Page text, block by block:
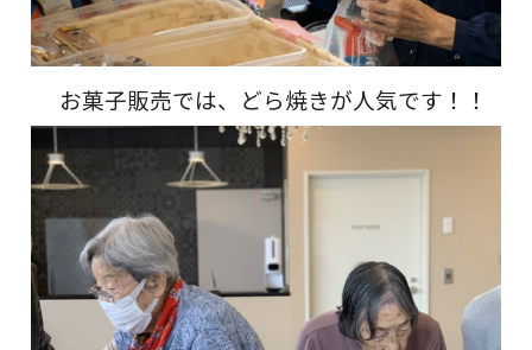
お菓子販売では、どら焼きが人気です！！